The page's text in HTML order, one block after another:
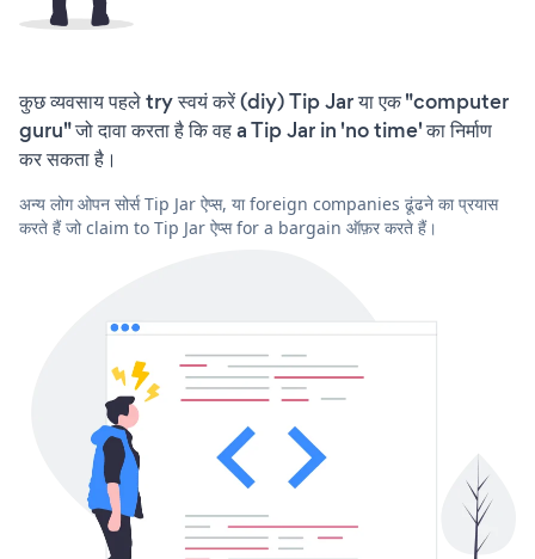
कुछ व्यवसाय पहले try स्वयं करें (diy) Tip Jar या एक "computer
guru" जो दावा करता है कि वह a Tip Jar in 'no time' का निर्माण
कर सकता है।
अन्य लोग ओपन सोर्स Tip Jar ऐप्स, या foreign companies ढूंढने का प्रयास
करते हैं जो claim to Tip Jar ऐप्स for a bargain ऑफ़र करते हैं।